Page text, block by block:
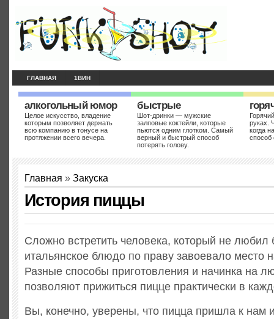
ГЛАВНАЯ 1ВИН
алкогольный юмор
Целое искусство, владение
которым позволяет держать
всю компанию в тонусе на
протяжении всего вечера.
быстрые
Шот-дринки — мужские
залповые коктейли, которые
пьются одним глотком. Самый
верный и быстрый способ
потерять голову.
руках.
когда
способ
Главная » Закуска
История пиццы
Сложно встретить человека, который не любил
итальянское блюдо по праву завоевало место
Разные способы приготовления и начинка на
позволяют прижиться пицце практически в
Вы, конечно, уверены, что пицца пришла к нам